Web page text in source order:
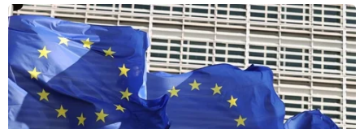
15% nhu cầu khí đốt của khối.